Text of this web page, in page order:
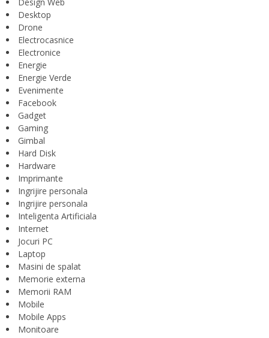
Design Web
Desktop
Drone
Electrocasnice
Electronice
Energie
Energie Verde
Evenimente
Facebook
Gadget
Gaming
Gimbal
Hard Disk
Hardware
Imprimante
Ingrijire personala
Ingrijire personala
Inteligenta Artificiala
Internet
Jocuri PC
Laptop
Masini de spalat
Memorie externa
Memorii RAM
Mobile
Mobile Apps
Monitoare